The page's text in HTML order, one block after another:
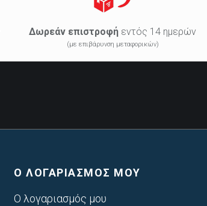
Δωρεάν επιστροφή εντός 14 ημερών
(με επιβάρυνση μεταφορικών)
Ο ΛΟΓΑΡΙΑΣΜΟΣ ΜΟΥ
Ο λογαριασμός μου